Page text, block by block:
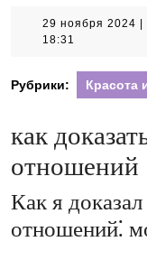
29 ноября 2024 29
18:31
Рубрики: Красота
как
отношений
Как я
отношений⁚